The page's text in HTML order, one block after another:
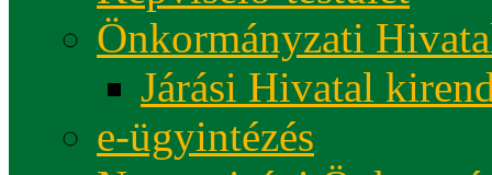
Önkormányzati
Járási Hivatal
e-ügyintézés